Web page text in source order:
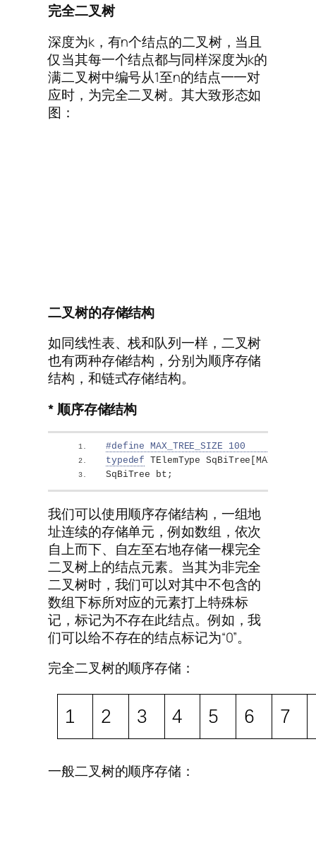
完全二叉树
深度为k，有n个结点的二叉树，当且
仅当其每一个结点都与同样深度为k的
满二叉树中编号从1至n的结点一一对
应时，为完全二叉树。其大致形态如
图：
二叉树的存储结构
如同线性表、栈和队列一样，二叉树
也有两种存储结构，分别为顺序存储
结构，和链式存储结构。
* 顺序存储结构
#define MAX_TREE_SIZE 100
typedef TElemType SqBiTree [
SqBiTree bt;
我们可以使用顺序存储结构，一组地
址连续的存储单元，例如数组，依次
自上而下、自左至右地存储一棵完全
二叉树上的结点元素。当其为非完全
二叉树时，我们可以对其中不包含的
数组下标所对应的元素打上特殊标
记，标记为不存在此结点。例如，我
们可以给不存在的结点标记为“0”。
完全二叉树的顺序存储：
一般二叉树的顺序存储：